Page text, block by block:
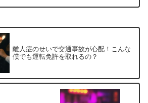
離人症のせいで交通事故が心配！こんな
僕でも運転免許を取れるの？